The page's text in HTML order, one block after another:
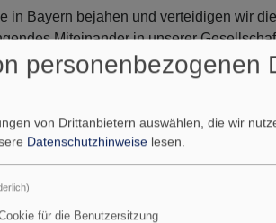
Bayern bejahen und verteidigen wir
Miteinander in unserer
der "Alternative für Deutschland" (AfD)
völkische Burschenschaften) stehen
seien miteinander vereinbar.
Verantwortliche in
personenbezogenen
von Drittanbietern auswählen, die wir
Datenschutzhinweise lesen.
für die Benutzersitzung